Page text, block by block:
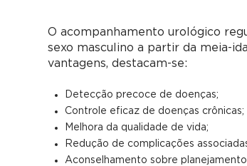
O acompanhamento urológico
sexo masculino a partir da meia-
vantagens, destacam-se:
Detecção precoce de doenças;
Controle eficaz de doenças crônicas;
Melhora da qualidade de vida;
Redução de complicações
Aconselhamento sobre